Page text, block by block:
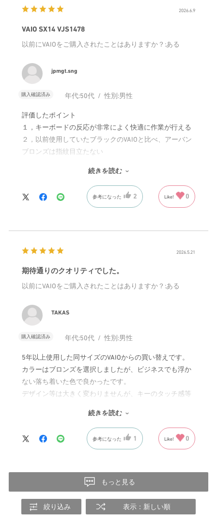
2026.6.9
VAIO SX14 VJS1478
以前にVAIOをご購入されたことはありますか？ :ある
jpmgt.sng
購入確認済み 年代:50代 性別:男性
評価したポイント
１，キーボードの反応が非常によく快適に作業が行える
２，以前使用していたブラックのVAIOと比べ、アーバン
ブロンズは指紋目立たない
げても作業スピードが低下しない
続きを読む
参考になった 2 Like! 0
2026.5.21
期待通りのクオリティでした。
以前にVAIOをご購入されたことはありますか？ :ある
TAKAS
購入確認済み 年代:50代 性別:男性
5年以上使用した同サイズのVAIOからの買い替えです。
カラーはブロンズを選択しましたが、ビジネスでも浮か
ない落ち着いた色で良かったです。
デザイン等は大きく変わりませんが、キーのタッチ感等
続きを読む
参考になった 1 Like! 0
もっと見る
絞り込み 表示：新しい順